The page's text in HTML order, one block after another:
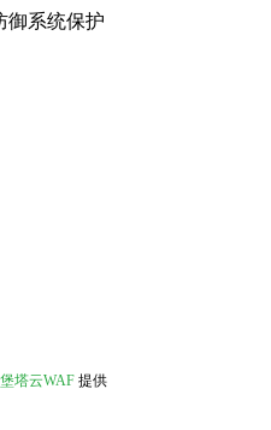
御系统保护
堡塔云WAF 提供